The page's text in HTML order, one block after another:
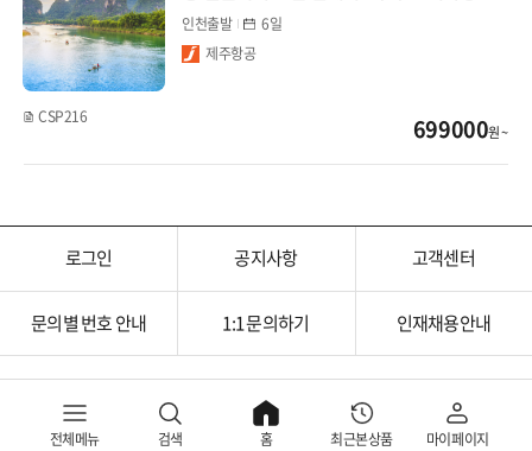
인천출발
6일
제주항공
CSP216 699000원 ~
전체메뉴 검색 홈 최근본상품 마이페이지
로그인 공지사항 고객센터
문의별 번호 안내 1:1 문의하기 인재채용안내